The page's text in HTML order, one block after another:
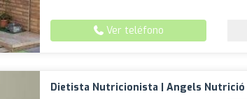
Ver teléfono
Dietista Nutricionista | Angels Nutrició